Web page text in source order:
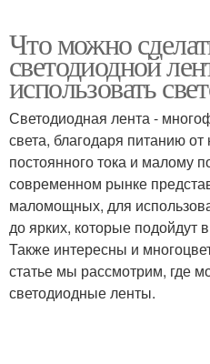
Что можно
светодиодной
использовать
Светодиодная лента -
света, благодаря питанию
постоянного тока и малому
современном рынке
маломощных, для
до ярких, которые подойдут
Также интересны и
статье мы рассмотрим, где
светодиодные ленты.